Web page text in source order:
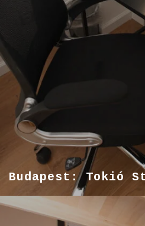
Budapest: Tokió